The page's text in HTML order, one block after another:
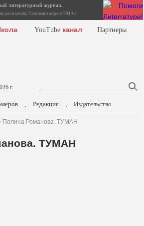
литературный журнал.
раз в месяц. Основан в апреле 2014 г.
YouTube канал Партнеры
г.
. Редакция . Издательство
Полина Романова. ТУМАН
ТУМАН